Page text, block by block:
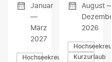
Januar
—
März
2027
Hochseekreuzfahrten
August —
Dezember
2026
Kurzurlaub